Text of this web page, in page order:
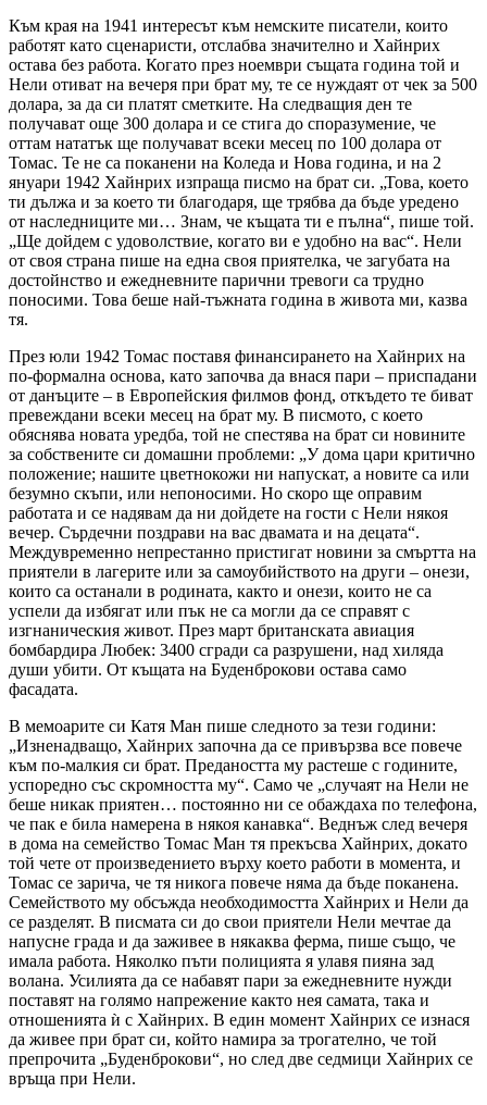
Към края на 1941 интересът към немските писатели, които
работят като сценаристи, отслабва значително и Хайнрих
остава без работа. Когато през ноември същата година той и
Нели отиват на вечеря при брат му, те се нуждаят от чек за 500
долара, за да си платят сметките. На следващия ден те
получават още 300 долара и се стига до споразумение, че
оттам нататък ще получават всеки месец по 100 долара от
Томас. Те не са поканени на Коледа и Нова година, и на 2
януари 1942 Хайнрих изпраща писмо на брат си. „Това, което
ти дължа и за което ти благодаря, ще трябва да бъде уредено
от наследниците ми… Знам, че къщата ти е пълна“, пише той.
„Ще дойдем с удоволствие, когато ви е удобно на вас“. Нели
от своя страна пише на една своя приятелка, че загубата на
достойнство и ежедневните парични тревоги са трудно
поносими. Това беше най-тъжната година в живота ми, казва
тя.
През юли 1942 Томас поставя финансирането на Хайнрих на
по-формална основа, като започва да внася пари – приспадани
от данъците – в Европейския филмов фонд, откъдето те биват
превеждани всеки месец на брат му. В писмото, с което
обяснява новата уредба, той не спестява на брат си новините
за собствените си домашни проблеми: „У дома цари критично
положение; нашите цветнокожи ни напускат, а новите са или
безумно скъпи, или непоносими. Но скоро ще оправим
работата и се надявам да ни дойдете на гости с Нели някоя
вечер. Сърдечни поздрави на вас двамата и на децата“.
Междувременно непрестанно пристигат новини за смъртта на
приятели в лагерите или за самоубийството на други – онези,
които са останали в родината, както и онези, които не са
успели да избягат или пък не са могли да се справят с
изгнаническия живот. През март британската авиация
бомбардира Любек: 3400 сгради са разрушени, над хиляда
души убити. От къщата на Буденброкови остава само
фасадата.
В мемоарите си Катя Ман пише следното за тези години:
„Изненадващо, Хайнрих започна да се привързва все повече
към по-малкия си брат. Предаността му растеше с годините,
успоредно със скромността му“. Само че „случаят на Нели не
беше никак приятен… постоянно ни се обаждаха по телефона,
че пак е била намерена в някоя канавка“. Веднъж след вечеря
в дома на семейство Томас Ман тя прекъсва Хайнрих, докато
той чете от произведението върху което работи в момента, и
Томас се зарича, че тя никога повече няма да бъде поканена.
Семейството му обсъжда необходимостта Хайнрих и Нели да
се разделят. В писмата си до свои приятели Нели мечтае да
напусне града и да заживее в някаква ферма, пише също, че
имала работа. Няколко пъти полицията я улавя пияна зад
волана. Усилията да се набавят пари за ежедневните нужди
поставят на голямо напрежение както нея самата, така и
отношенията ѝ с Хайнрих. В един момент Хайнрих се изнася
да живее при брат си, който намира за трогателно, че той
препрочита „Буденброкови“, но след две седмици Хайнрих се
връща при Нели.